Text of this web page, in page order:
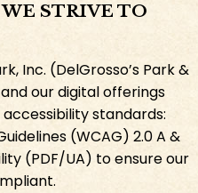
STRIVE TO
Inc. (DelGrosso’s Park &
our digital offerings
standards:
(WCAG) 2.0 A &
(PDF/UA) to ensure our